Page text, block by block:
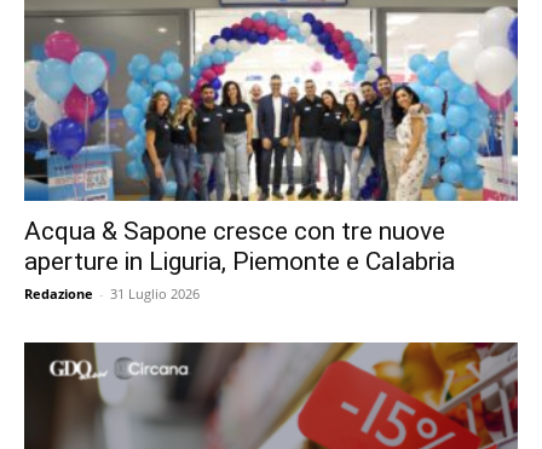
Acqua & Sapone cresce con tre nuove
aperture in Liguria, Piemonte e Calabria
Redazione - 31 Luglio 2026